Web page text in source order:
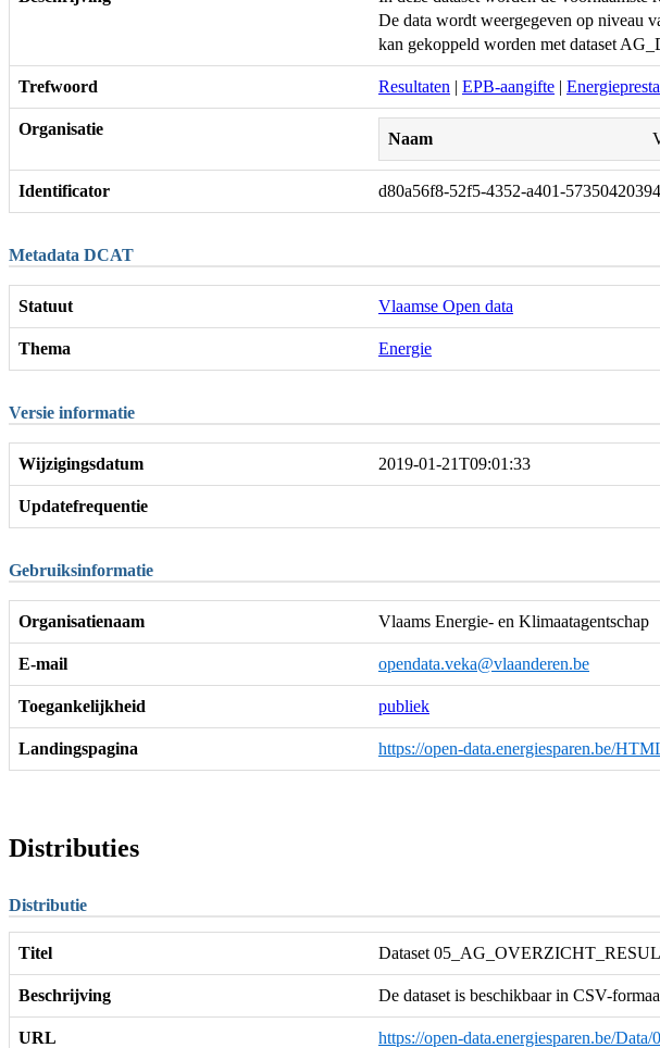
De data wordt weergegeven op niveau
kan gekoppeld worden met dataset
Trefwoord Resultaten | EPB-aangifte |
Organisatie
Naam
Identificator d80a56f8-52f5-4352-a401-
Metadata DCAT
Statuut Vlaamse Open data
Thema Energie
Versie informatie
Wijzigingsdatum 2019-01-21T09:01:33
Updatefrequentie
Gebruiksinformatie
Organisatienaam Vlaams Energie- en Klimaatagentschap
E-mail opendata.veka@vlaanderen.be
Toegankelijkheid publiek
Landingspagina https://open-data.energiesparen.be/
Distributies
Distributie
Titel Dataset
Beschrijving De dataset is beschikbaar in CSV-
URL https://open-data.energiesparen.be/